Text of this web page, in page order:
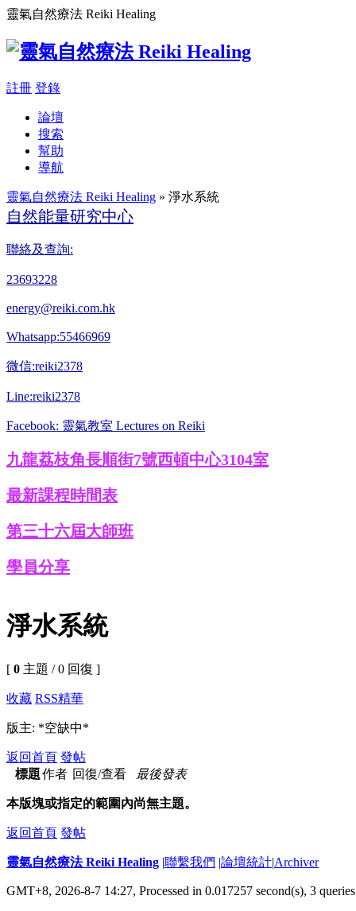
靈氣自然療法 Reiki Healing
註冊 登錄
論壇
搜索
幫助
導航
靈氣自然療法 Reiki Healing » 淨水系統
自然能量研究中心
聯絡及查詢:
23693228
energy@reiki.com.hk
Whatsapp:55466969
微信:reiki2378
Line:reiki2378
Facebook: 靈氣教室 Lectures on Reiki
九龍荔枝角長順街7號西頓中心3104室
最新課程時間表
第三十六屆大師班
學員分享
淨水系統
[ 0 主題 / 0 回復 ]
收藏 RSS精華
版主: *空缺中*
返回首頁 發帖
標題作者 回復/查看 最後發表
本版塊或指定的範圍內尚無主題。
返回首頁 發帖
靈氣自然療法 Reiki Healing |聯繫我們 |論壇統計|Archiver
GMT+8, 2026-8-7 14:27, Processed in 0.017257 second(s), 3 queries